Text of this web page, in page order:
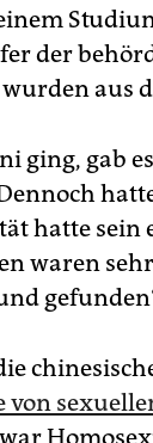
der
aus
ging, gab
hatte sein
waren
von